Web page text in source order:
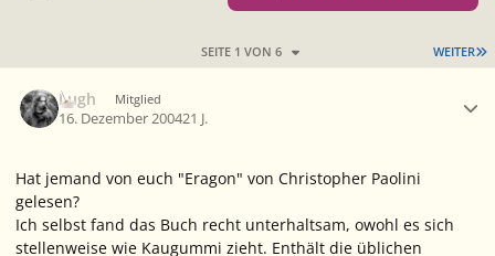
WEITER
SEITE 1 VON 6
Lugh Mitglied
16. Dezember 200421 J.
Hat jemand von euch "Eragon" von Christopher Paolini
gelesen?
Ich selbst fand das Buch recht unterhaltsam, owohl es sich
stellenweise wie Kaugummi zieht. Enthält die üblichen